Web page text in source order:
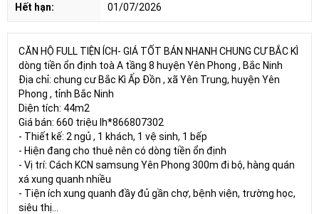
Hết hạn: 01/07/2026
CĂN HỘ FULL TIỆN ÍCH- GIÁ TỐT BÁN NHANH CHUNG CƯ BẮC KÌ
dòng tiền ổn định toà A tầng 8 huyện Yên Phong , Bắc Ninh
Địa chỉ: chung cư Bắc Kì Ấp Đồn , xã Yên Trung, huyện Yên
Phong , tỉnh Bắc Ninh
Diện tích: 44m2
Giá bán: 660 triệu lh*866807302
- Thiết kế: 2 ngủ , 1 khách, 1 vệ sinh, 1 bếp
- Hiện đang cho thuê nên có dòng tiền ổn định
- Vị trí: Cách KCN samsung Yên Phong 300m đi bộ, hàng quán
xá xung quanh nhiều
- Tiện ích xung quanh đầy đủ gần chợ, bệnh viện, trường học,
siêu thị...